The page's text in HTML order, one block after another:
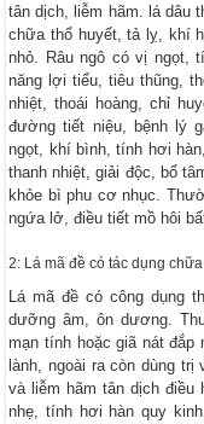
tân dịch, liễm hãm. lá dâu
chữa thổ huyết, tả lỵ, khí
nhỏ. Râu ngô có vị ngọt,
năng lợi tiểu, tiêu thũng,
nhiệt, thoái hoàng, chỉ
đường tiết niệu, bệnh lý
ngọt, khí bình, tính hơi
thanh nhiệt, giải độc, bổ
khỏe bì phu cơ nhục.
ngứa lở, điều tiết mồ hôi
2: Lá mã đề có tác dụng
Lá mã đề có công dụng
dưỡng âm, ôn dương.
mạn tính hoặc giã nát đắp
lành, ngoài ra còn dùng
và liễm hãm tân dịch điều
nhẹ, tính hơi hàn quy